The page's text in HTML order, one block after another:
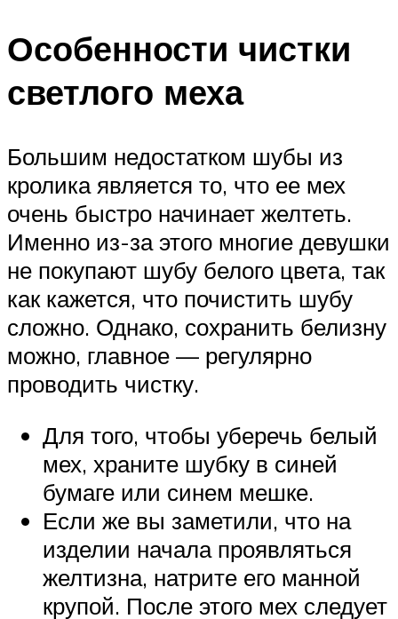
Особенности чистки
светлого меха
Большим недостатком шубы из
кролика является то, что ее мех
очень быстро начинает желтеть.
Именно из-за этого многие девушки
не покупают шубу белого цвета, так
как кажется, что почистить шубу
сложно. Однако, сохранить белизну
можно, главное — регулярно
проводить чистку.
Для того, чтобы уберечь белый
мех, храните шубку в синей
бумаге или синем мешке.
Если же вы заметили, что на
изделии начала проявляться
желтизна, натрите его манной
крупой. После этого мех следует